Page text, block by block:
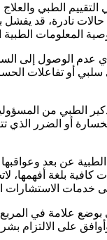
الطبي
نادرة، قد يفشل
المعلومات
عدم الوصول إلى
سلبي أو تفاعلات
الطبي من المسؤولية
أو الضرر الذي
عن بعد وعواقبها
بلغة أفهمها،
خدمات الاستشارات
بوضع علامة في
على الالتزام